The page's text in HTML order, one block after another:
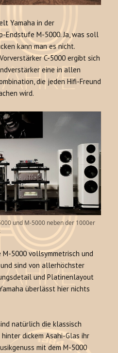
Yamaha in der
Endstufe M-5000. Ja, was soll
kann man es nicht.
C-5000 ergibt sich
eine in allen
die jeden Hifi-Freund
wird.
und M-5000 neben der 1000er
5000 vollsymmetrisch und
sind von allerhöchster
und Platinenlayout
überlässt hier nichts
natürlich die klassisch
dickem Asahi-Glas ihr
mit dem M-5000